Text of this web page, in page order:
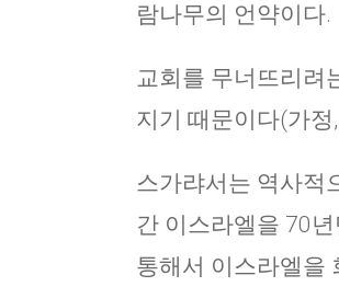
람나무의 언약이다.
교회를 무너뜨리려
지기 때문이다(가정
스가랴서는 역사적
간 이스라엘을 70
통해서 이스라엘을